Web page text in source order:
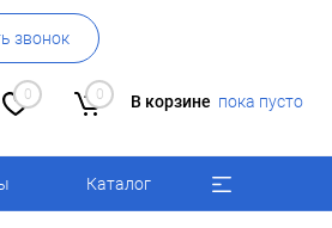
звонок
0 0 В корзине пока пусто
Каталог